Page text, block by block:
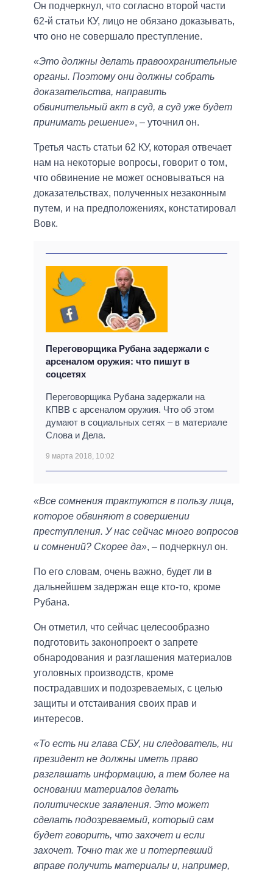
Он подчеркнул, что согласно второй части
62-й статьи КУ, лицо не обязано доказывать,
что оно не совершало преступление.
«Это должны делать правоохранительные
органы. Поэтому они должны собрать
доказательства, направить
обвинительный акт в суд, а суд уже будет
принимать решение», – уточнил он.
Третья часть статьи 62 КУ, которая отвечает
нам на некоторые вопросы, говорит о том,
что обвинение не может основываться на
доказательствах, полученных незаконным
путем, и на предположениях, констатировал
Вовк.
Переговорщика Рубана задержали с
арсеналом оружия: что пишут в
соцсетях
Переговорщика Рубана задержали на
КПВВ с арсеналом оружия. Что об этом
думают в социальных сетях – в материале
Слова и Дела.
9 марта 2018, 10:02
«Все сомнения трактуются в пользу лица,
которое обвиняют в совершении
преступления. У нас сейчас много вопросов
и сомнений? Скорее да», – подчеркнул он.
По его словам, очень важно, будет ли в
дальнейшем задержан еще кто-то, кроме
Рубана.
Он отметил, что сейчас целесообразно
подготовить законопроект о запрете
обнародования и разглашения материалов
уголовных производств, кроме
пострадавших и подозреваемых, с целью
защиты и отстаивания своих прав и
интересов.
«То есть ни глава СБУ, ни следователь, ни
президент не должны иметь право
разглашать информацию, а тем более на
основании материалов делать
политические заявления. Это может
сделать подозреваемый, который сам
будет говорить, что захочет и если
захочет. Точно так же и потерпевший
вправе получить материалы и, например,